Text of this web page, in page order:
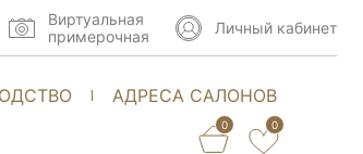
АДРЕСА САЛОНОВ
0 0
Виртуальная
примерочная
Личный кабинет